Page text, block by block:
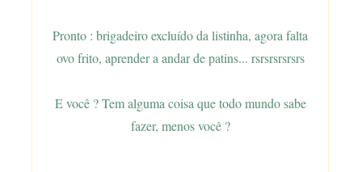
Pronto : brigadeiro excluído da listinha, agora falta
ovo frito, aprender a andar de patins... rsrsrsrsrsrs
E você ? Tem alguma coisa que todo mundo sabe
fazer, menos você ?